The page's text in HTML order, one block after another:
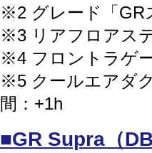
※2 グレード「GR
※3 リアフロアス
※4 フロントラゲ
※5 クールエアダ
間：+1h
■GR Supra（